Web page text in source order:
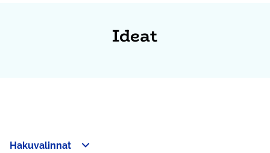
Ideat
Hakuvalinnat